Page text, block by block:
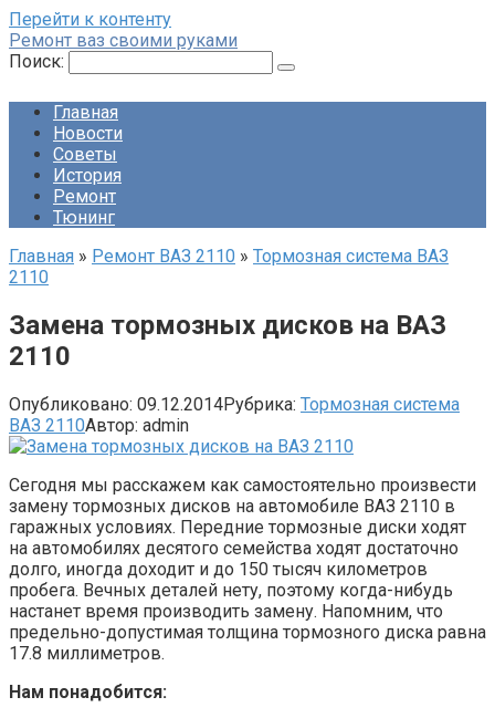
Перейти к контенту
Ремонт ваз своими руками
Поиск:
Главная
Новости
Советы
История
Ремонт
Тюнинг
Главная » Ремонт ВАЗ 2110 » Тормозная система ВАЗ
2110
Замена тормозных дисков на ВАЗ
2110
Опубликовано: 09.12.2014Рубрика: Тормозная система
ВАЗ 2110Автор: admin
Сегодня мы расскажем как самостоятельно произвести
замену тормозных дисков на автомобиле ВАЗ 2110 в
гаражных условиях. Передние тормозные диски ходят
на автомобилях десятого семейства ходят достаточно
долго, иногда доходит и до 150 тысяч километров
пробега. Вечных деталей нету, поэтому когда-нибудь
настанет время производить замену. Напомним, что
предельно-допустимая толщина тормозного диска равна
17.8 миллиметров.
Нам понадобится: